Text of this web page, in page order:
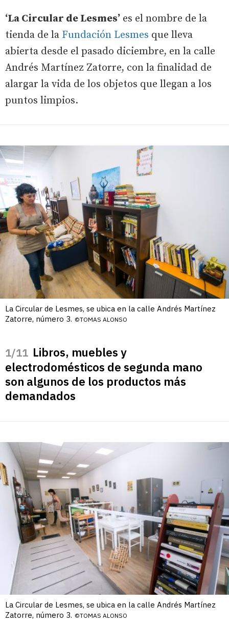
‘La Circular de Lesmes’ es el nombre de la
tienda de la Fundación Lesmes que lleva
abierta desde el pasado diciembre, en la calle
Andrés Martínez Zatorre, con la finalidad de
alargar la vida de los objetos que llegan a los
puntos limpios.
La Circular de Lesmes, se ubica en la calle Andrés Martínez
Zatorre, número 3. ©TOMAS ALONSO
/11 Libros, muebles y
electrodomésticos de segunda mano
son algunos de los productos más
demandados
La Circular de Lesmes, se ubica en la calle Andrés Martínez
Zatorre, número 3. ©TOMAS ALONSO